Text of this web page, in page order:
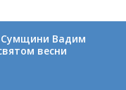
Сумщини Вадим
весни